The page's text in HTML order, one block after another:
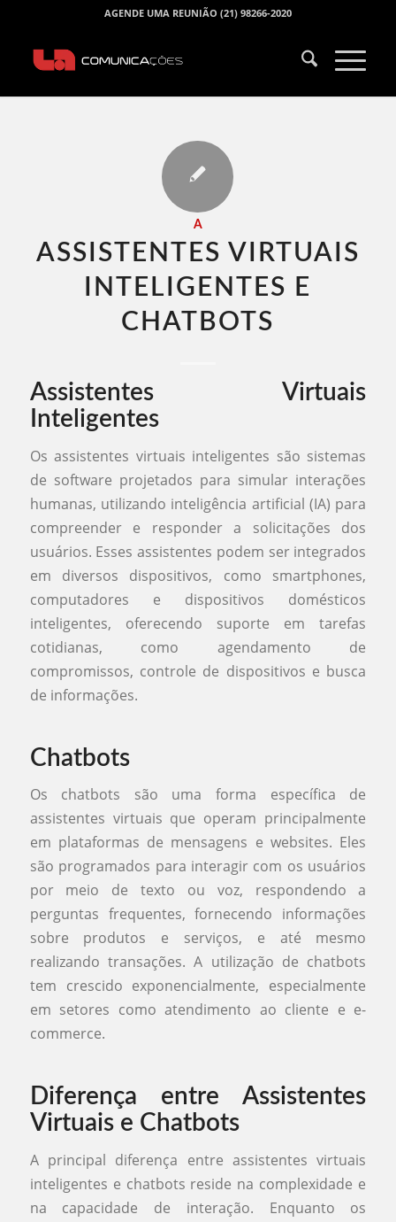
AGENDE UMA REUNIÃO (21) 98266-2020
A
ASSISTENTES VIRTUAIS
INTELIGENTES E
CHATBOTS​
Assistentes Virtuais
Inteligentes
Os assistentes virtuais inteligentes são sistemas
de software projetados para simular interações
humanas, utilizando inteligência artificial (IA) para
compreender e responder a solicitações dos
usuários. Esses assistentes podem ser integrados
em diversos dispositivos, como smartphones,
computadores e dispositivos domésticos
inteligentes, oferecendo suporte em tarefas
cotidianas, como agendamento de
compromissos, controle de dispositivos e busca
de informações.
Chatbots
Os chatbots são uma forma específica de
assistentes virtuais que operam principalmente
em plataformas de mensagens e websites. Eles
são programados para interagir com os usuários
por meio de texto ou voz, respondendo a
perguntas frequentes, fornecendo informações
sobre produtos e serviços, e até mesmo
realizando transações. A utilização de chatbots
tem crescido exponencialmente, especialmente
em setores como atendimento ao cliente e e-
commerce.
Diferença entre Assistentes
Virtuais e Chatbots
A principal diferença entre assistentes virtuais
inteligentes e chatbots reside na complexidade e
na capacidade de interação. Enquanto os